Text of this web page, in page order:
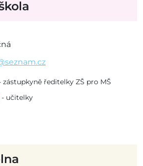
zástupkyně ředitelky ZŠ pro MŠ
- učitelky